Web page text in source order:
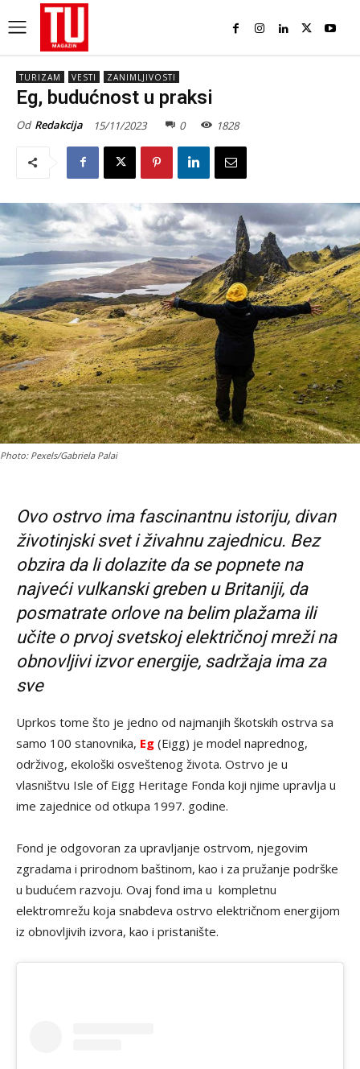
TURIZAM VESTI ZANIMLJIVOSTI
Eg, budućnost u praksi
Od Redakcija 15/11/2023 0 1828
Photo: Pexels/Gabriela Palai
Ovo ostrvo ima fascinantnu istoriju, divan
životinjski svet i živahnu zajednicu. Bez
obzira da li dolazite da se popnete na
najveći vulkanski greben u Britaniji, da
posmatrate orlove na belim plažama ili
učite o prvoj svetskoj električnoj mreži na
obnovljivi izvor energije, sadržaja ima za
sve
Uprkos tome što je jedno od najmanjih škotskih ostrva sa
samo 100 stanovnika, Eg (Eigg) je model naprednog,
održivog, ekološki osveštenog života. Ostrvo je u
vlasništvu Isle of Eigg Heritage Fonda koji njime upravlja u
ime zajednice od otkupa 1997. godine.
Fond je odgovoran za upravljanje ostrvom, njegovim
zgradama i prirodnom baštinom, kao i za pružanje podrške
u budućem razvoju. Ovaj fond ima u kompletnu
elektromrežu koja snabdeva ostrvo električnom energijom
iz obnovljivih izvora, kao i pristanište.